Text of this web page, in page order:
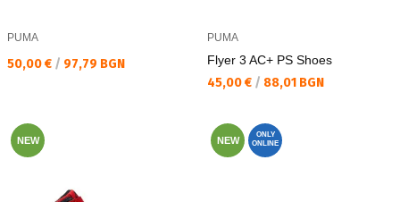
PUMA
Текуща цена:
50,00 € / 97,79 BGN
PUMA
Flyer 3 AC+ PS Shoes
Текуща цена:
45,00 € / 88,01 BGN
NEW NEW
ONLY
ONLINE